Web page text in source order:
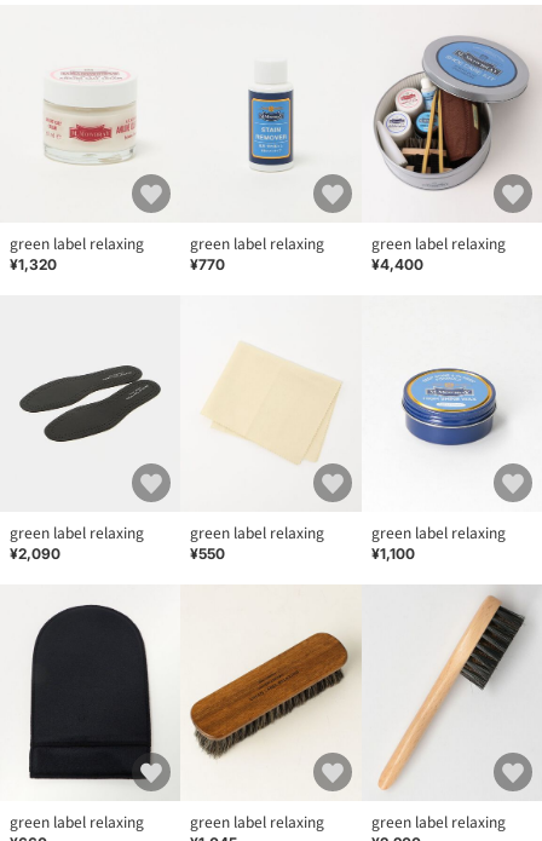
green label relaxing
¥1,320
green label relaxing
¥770
green label relaxing
¥4,400
green label relaxing
¥2,090
green label relaxing
¥550
green label relaxing
¥1,100
green label relaxing green label relaxing green label relaxing